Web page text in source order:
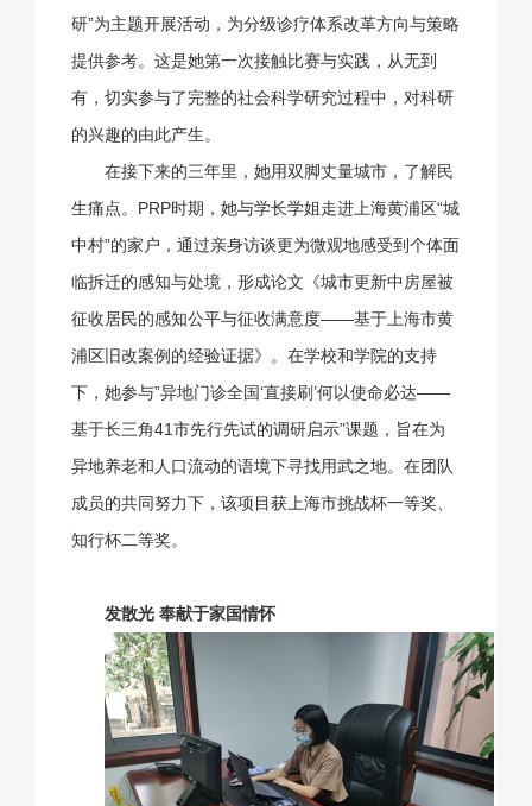
研”为主题开展活动，为分级诊疗体系改革方向与策略
提供参考。这是她第一次接触比赛与实践，从无到
有，切实参与了完整的社会科学研究过程中，对科研
的兴趣的由此产生。
在接下来的三年里，她用双脚丈量城市，了解民
生痛点。PRP时期，她与学长学姐走进上海黄浦区“城
中村”的家户，通过亲身访谈更为微观地感受到个体面
临拆迁的感知与处境，形成论文《城市更新中房屋被
征收居民的感知公平与征收满意度——基于上海市黄
浦区旧改案例的经验证据》。在学校和学院的支持
下，她参与”异地门诊全国‘直接刷’何以使命必达——
基于长三角41市先行先试的调研启示”课题，旨在为
异地养老和人口流动的语境下寻找用武之地。在团队
成员的共同努力下，该项目获上海市挑战杯一等奖、
知行杯二等奖。
发散光 奉献于家国情怀